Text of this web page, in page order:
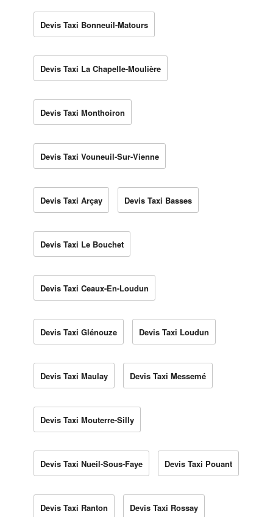
Devis Taxi Bonneuil-Matours
Devis Taxi La Chapelle-Moulière
Devis Taxi Monthoiron
Devis Taxi Vouneuil-Sur-Vienne
Devis Taxi Arçay Devis Taxi Basses
Devis Taxi Le Bouchet
Devis Taxi Ceaux-En-Loudun
Devis Taxi Glénouze Devis Taxi Loudun
Devis Taxi Maulay Devis Taxi Messemé
Devis Taxi Mouterre-Silly
Devis Taxi Nueil-Sous-Faye Devis Taxi Pouant
Devis Taxi Ranton Devis Taxi Rossay